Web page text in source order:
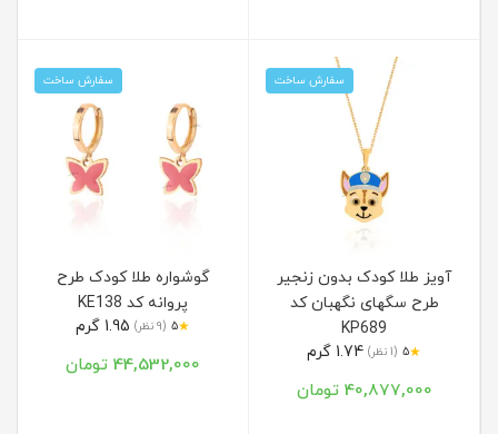
سفارش ساخت
آویز طلا کودک بدون زنجیر
طرح سگهای نگهبان کد
KP689
★
5 (1 نظر)
40,877,000 تومان
سفارش ساخت
گوشواره طلا کودک طرح
پروانه کد KE138
★
5 (9 نظر)
44,532,000 تومان